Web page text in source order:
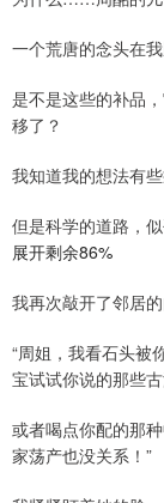
一个荒唐的念头在我
是不是这些的补品
移了？
我知道我的想法有
但是科学的道路，
展开剩余86%
我再次敲开了邻居的
“周姐，我看石头被
宝试试你说的那些
或者喝点你配的那
家荡产也没关系！”